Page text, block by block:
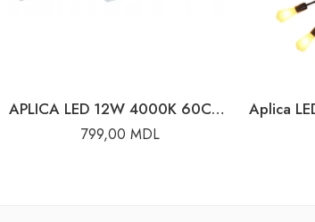
APLICA LED 12W 4000K 60CM IP44 CROM KEIRA
799,00 MDL